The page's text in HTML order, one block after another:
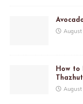
How to